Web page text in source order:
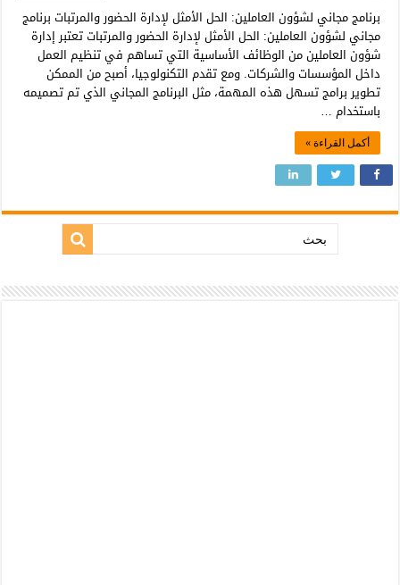
برنامج مجاني لشؤون العاملين: الحل الأمثل لإدارة الحضور والمرتبات برنامج
مجاني لشؤون العاملين: الحل الأمثل لإدارة الحضور والمرتبات تعتبر إدارة
شؤون العاملين من الوظائف الأساسية التي تساهم في تنظيم العمل
داخل المؤسسات والشركات. ومع تقدم التكنولوجيا، أصبح من الممكن
تطوير برامج تسهل هذه المهمة، مثل البرنامج المجاني الذي تم تصميمه
باستخدام …
أكمل القراءة »
بحث: